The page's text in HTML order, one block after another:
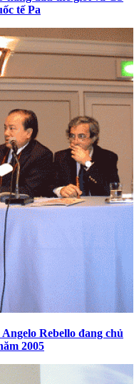
tế Pa
Rebello đang chủ
2005